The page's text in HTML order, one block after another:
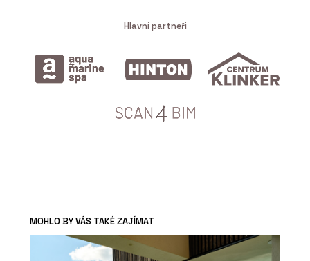
Hlavní partneři
MOHLO BY VÁS TAKÉ ZAJÍMAT